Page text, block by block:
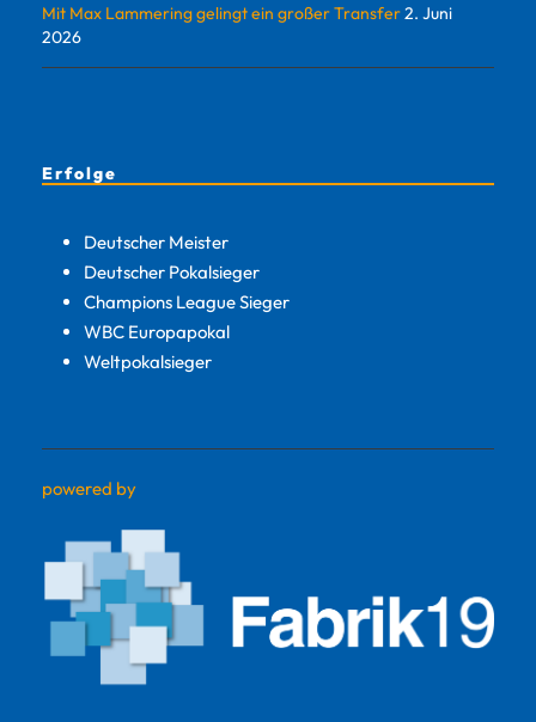
Mit Max Lammering gelingt ein großer Transfer2. Juni
2026
Erfolge
Deutscher Meister
Deutscher Pokalsieger
Champions League Sieger
WBC Europapokal
Weltpokalsieger
powered by